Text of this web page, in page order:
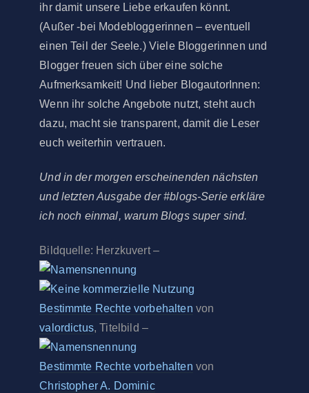
ihr damit unsere Liebe erkaufen könnt.
(Außer -bei Modebloggerinnen – eventuell
einen Teil der Seele.) Viele Bloggerinnen und
Blogger freuen sich über eine solche
Aufmerksamkeit! Und lieber BlogautorInnen:
Wenn ihr solche Angebote nutzt, steht auch
dazu, macht sie transparent, damit die Leser
euch weiterhin vertrauen.
Und in der morgen erscheinenden nächsten
und letzten Ausgabe der #blogs-Serie erkläre
ich noch einmal, warum Blogs super sind.
Bildquelle: Herzkuvert –
Bestimmte Rechte vorbehalten von
valordictus, Titelbild –
Bestimmte Rechte vorbehalten von
Christopher A. Dominic